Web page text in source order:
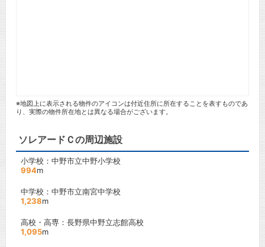
※地図上に表示される物件のアイコンは付近住所に所在することを表すものであ
り、実際の物件所在地とは異なる場合がございます。
ソレアードＣの周辺施設
小学校：中野市立中野小学校
994m
中学校：中野市立南宮中学校
1,238m
高校・高専：長野県中野立志館高校
1,095m